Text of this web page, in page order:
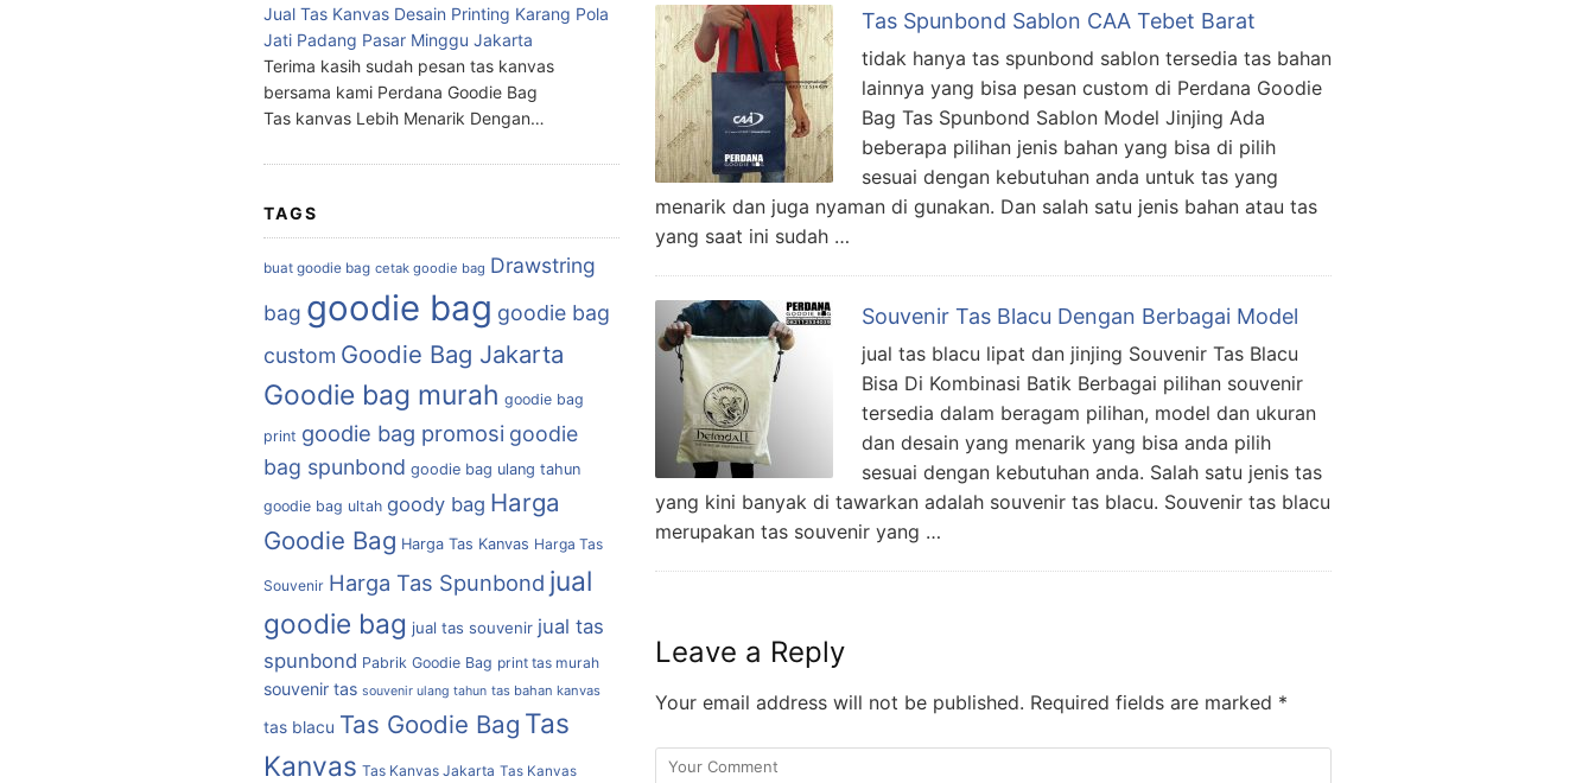
Tas Spunbond Sablon CAA Tebet Barat
tidak hanya tas spunbond sablon tersedia tas bahan
lainnya yang bisa pesan custom di Perdana Goodie
Bag Tas Spunbond Sablon Model Jinjing Ada
beberapa pilihan jenis bahan yang bisa di pilih
sesuai dengan kebutuhan anda untuk tas yang
menarik dan juga nyaman di gunakan. Dan salah satu jenis bahan atau tas
yang saat ini sudah …
Souvenir Tas Blacu Dengan Berbagai Model
jual tas blacu lipat dan jinjing Souvenir Tas Blacu
Bisa Di Kombinasi Batik Berbagai pilihan souvenir
tersedia dalam beragam pilihan, model dan ukuran
dan desain yang menarik yang bisa anda pilih
sesuai dengan kebutuhan anda. Salah satu jenis tas
yang kini banyak di tawarkan adalah souvenir tas blacu. Souvenir tas blacu
merupakan tas souvenir yang …
Leave a Reply
Your email address will not be published. Required fields are marked *
Jual Tas Kanvas Desain Printing Karang Pola
Jati Padang Pasar Minggu Jakarta
Terima kasih sudah pesan tas kanvas
bersama kami Perdana Goodie Bag
Tas kanvas Lebih Menarik Dengan…
TAGS
buat goodie bag cetak goodie bag Drawstring
bag goodie bag goodie bag
custom Goodie Bag Jakarta
Goodie bag murah goodie bag
print goodie bag promosi goodie
bag spunbond goodie bag ulang tahun
goodie bag ultah goody bag Harga
Goodie Bag Harga Tas Kanvas Harga Tas
Souvenir Harga Tas Spunbond jual
goodie bag jual tas souvenir jual tas
spunbond Pabrik Goodie Bag print tas murah
souvenir tas souvenir ulang tahun tas bahan kanvas
tas blacu Tas Goodie Bag Tas
Kanvas Tas Kanvas Jakarta Tas Kanvas